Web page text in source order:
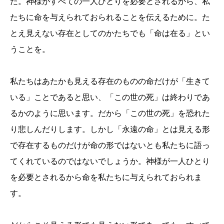
たちに命を与えられておられることを伝えるために。 た
とえ見えない存在としてのかたちでも「命は在る」とい
うことを。
私たちはあたかも見える存在のものの命だけが「生きて
いる」
ことであると思い、「この世の死」 は終わりであ
るかのように思います。だから「この世の死」を恐れた
り悲しんだりします。しかし「永遠の命」
とは見える形
で存在するものだけが命の形ではないとも私たちに語っ
てくれているのではないでしょうか。 神様が一人ひとり
を必要とされるから命を私たちに与えられておられま
す。